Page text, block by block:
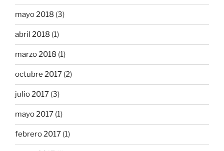
mayo 2018 (3)
abril 2018 (1)
marzo 2018 (1)
octubre 2017 (2)
julio 2017 (3)
mayo 2017 (1)
febrero 2017 (1)